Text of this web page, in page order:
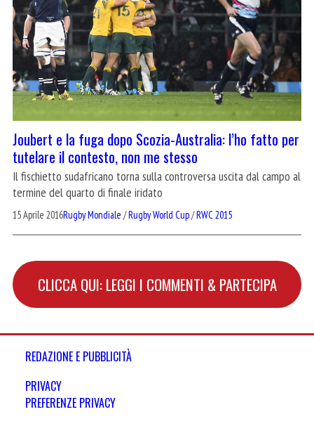
Joubert e la fuga dopo Scozia-Australia: l’ho fatto per
tutelare il contesto, non me stesso
Il fischietto sudafricano torna sulla controversa uscita dal campo al
termine del quarto di finale iridato
15 Aprile 2016Rugby Mondiale /Rugby World Cup/RWC 2015
CLICCA QUI: LEGGI I COMMENTI & PARTECIPA
REDAZIONE E PUBBLICITÀ
PRIVACY
PREFERENZE PRIVACY